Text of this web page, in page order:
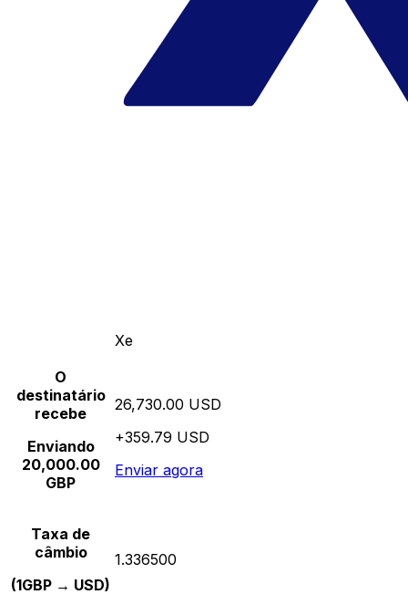
Xe
O
destinatário
recebe
Enviando
20,000.00
GBP
26,730.00 USD
+359.79 USD
Enviar agora
Taxa de
câmbio
(1GBP → USD)
1.336500